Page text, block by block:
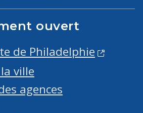
ouvert
de Philadelphie
ville
agences